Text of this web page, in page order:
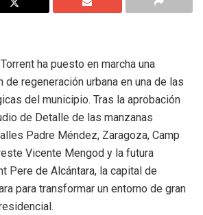
ha puesto en marcha una
de regeneración urbana en una de las
del municipio. Tras la aprobación
de Detalle de las manzanas
Padre Méndez, Zaragoza, Camp
Vicente Mengod y la futura
Pere de Alcántara, la capital de
para transformar un entorno de gran
.